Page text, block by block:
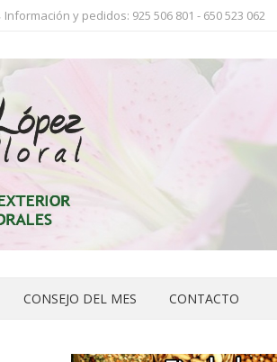
Información y pedidos: 925 506 801 - 650 523 062
CONSEJO DEL MES CONTACTO